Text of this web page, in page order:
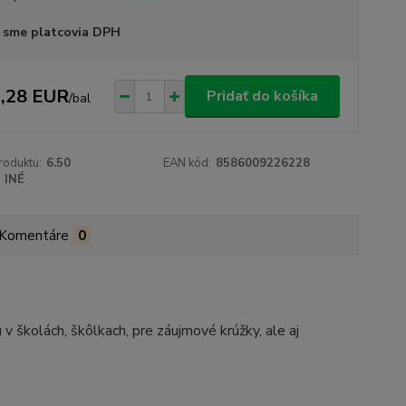
sme platcovia DPH
EUR/bal Pridať do košíka
6.50 EAN kód: 8586009226228
INÉ
Komentáre 0
školách, škôlkach, pre záujmové krúžky, ale aj